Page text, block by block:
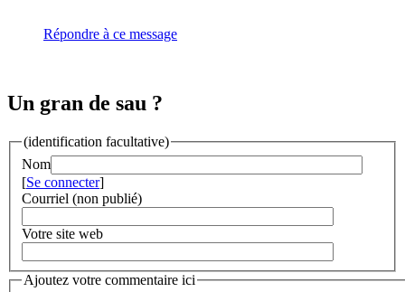
Répondre à ce message
Un gran de sau ?
(identification facultative)
Nom
[Se connecter]
Courriel (non publié)
Votre site web
Ajoutez votre commentaire ici